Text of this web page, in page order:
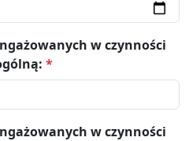
w czynności
*
w czynności